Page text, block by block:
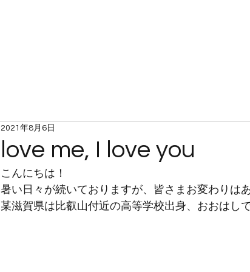
love me, I love you
2021年8月6日
こんにちは！
暑い日々が続いておりますが、皆さまお変わりは
某滋賀県は比叡山付近の高等学校出身、おおはしで